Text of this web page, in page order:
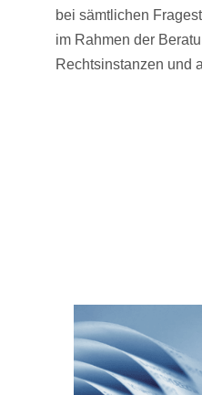
bei sämtlichen
im Rahmen der
Rechtsinstanzen und